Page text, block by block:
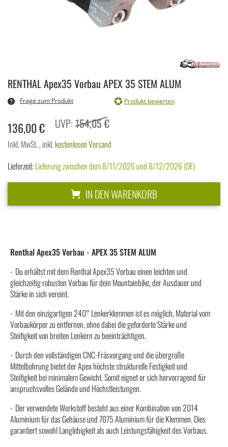
der
Bildergalerie
springen
RENTHAL Apex35 Vorbau APEX 35 STEM ALUM
Frage zum Produkt Produkt bewerten
136,00 € 154,05 €
Inkl. MwSt.,inkl.kostenlosen Versand
Lieferzeit:Lieferung zwischen dem 8/11/2026 und 8/12/2026 (DE)
IN DEN WARENKORB
Renthal Apex35 Vorbau - APEX 35 STEM ALUM
Du erhältst mit dem Renthal Apex35 Vorbau einen leichten und
gleichzeitig robusten Vorbau für dein Mountainbike, der Ausdauer und
Stärke in sich vereint.
Mit den einzigartigen 240° Lenkerklemmen ist es möglich, Material vom
Vorbaukörper zu entfernen, ohne dabei die geforderte Stärke und
Steifigkeit von breiten Lenkern zu beeinträchtigen.
Durch den vollständigen CNC-Fräsvorgang und die übergroße
Mittelbohrung bietet der Apex höchste strukturelle Festigkeit und
Steifigkeit bei minimalem Gewicht. Somit eignet er sich hervorragend für
anspruchsvolles Gelände und Höchstleistungen.
Der verwendete Werkstoff besteht aus einer Kombination von 2014
Aluminium für das Gehäuse und 7075 Aluminium für die Klemmen. Dies
garantiert sowohl Langlebigkeit als auch Leistungsfähigkeit des Vorbaus.